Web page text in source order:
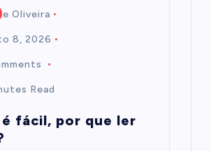
Oliveira
8, 2026
Read
é fácil, por que ler